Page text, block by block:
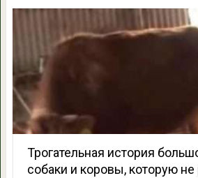
Трогательная история
собаки и коровы, которую не